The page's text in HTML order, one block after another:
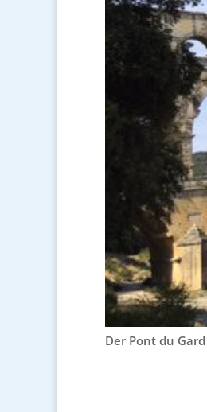
Der Pont du